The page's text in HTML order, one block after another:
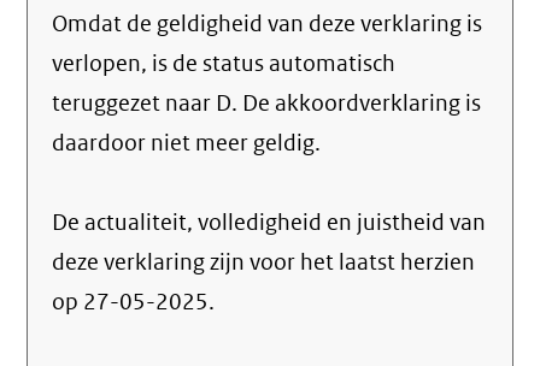
Omdat de geldigheid van deze verklaring is
verlopen, is de status automatisch
teruggezet naar D. De akkoordverklaring is
daardoor niet meer geldig.
De actualiteit, volledigheid en juistheid van
deze verklaring zijn voor het laatst herzien
op 27-05-2025.